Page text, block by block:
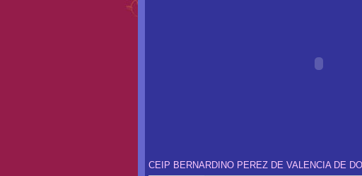
CEIP BERNARDINO PEREZ DE VALENCIA DE